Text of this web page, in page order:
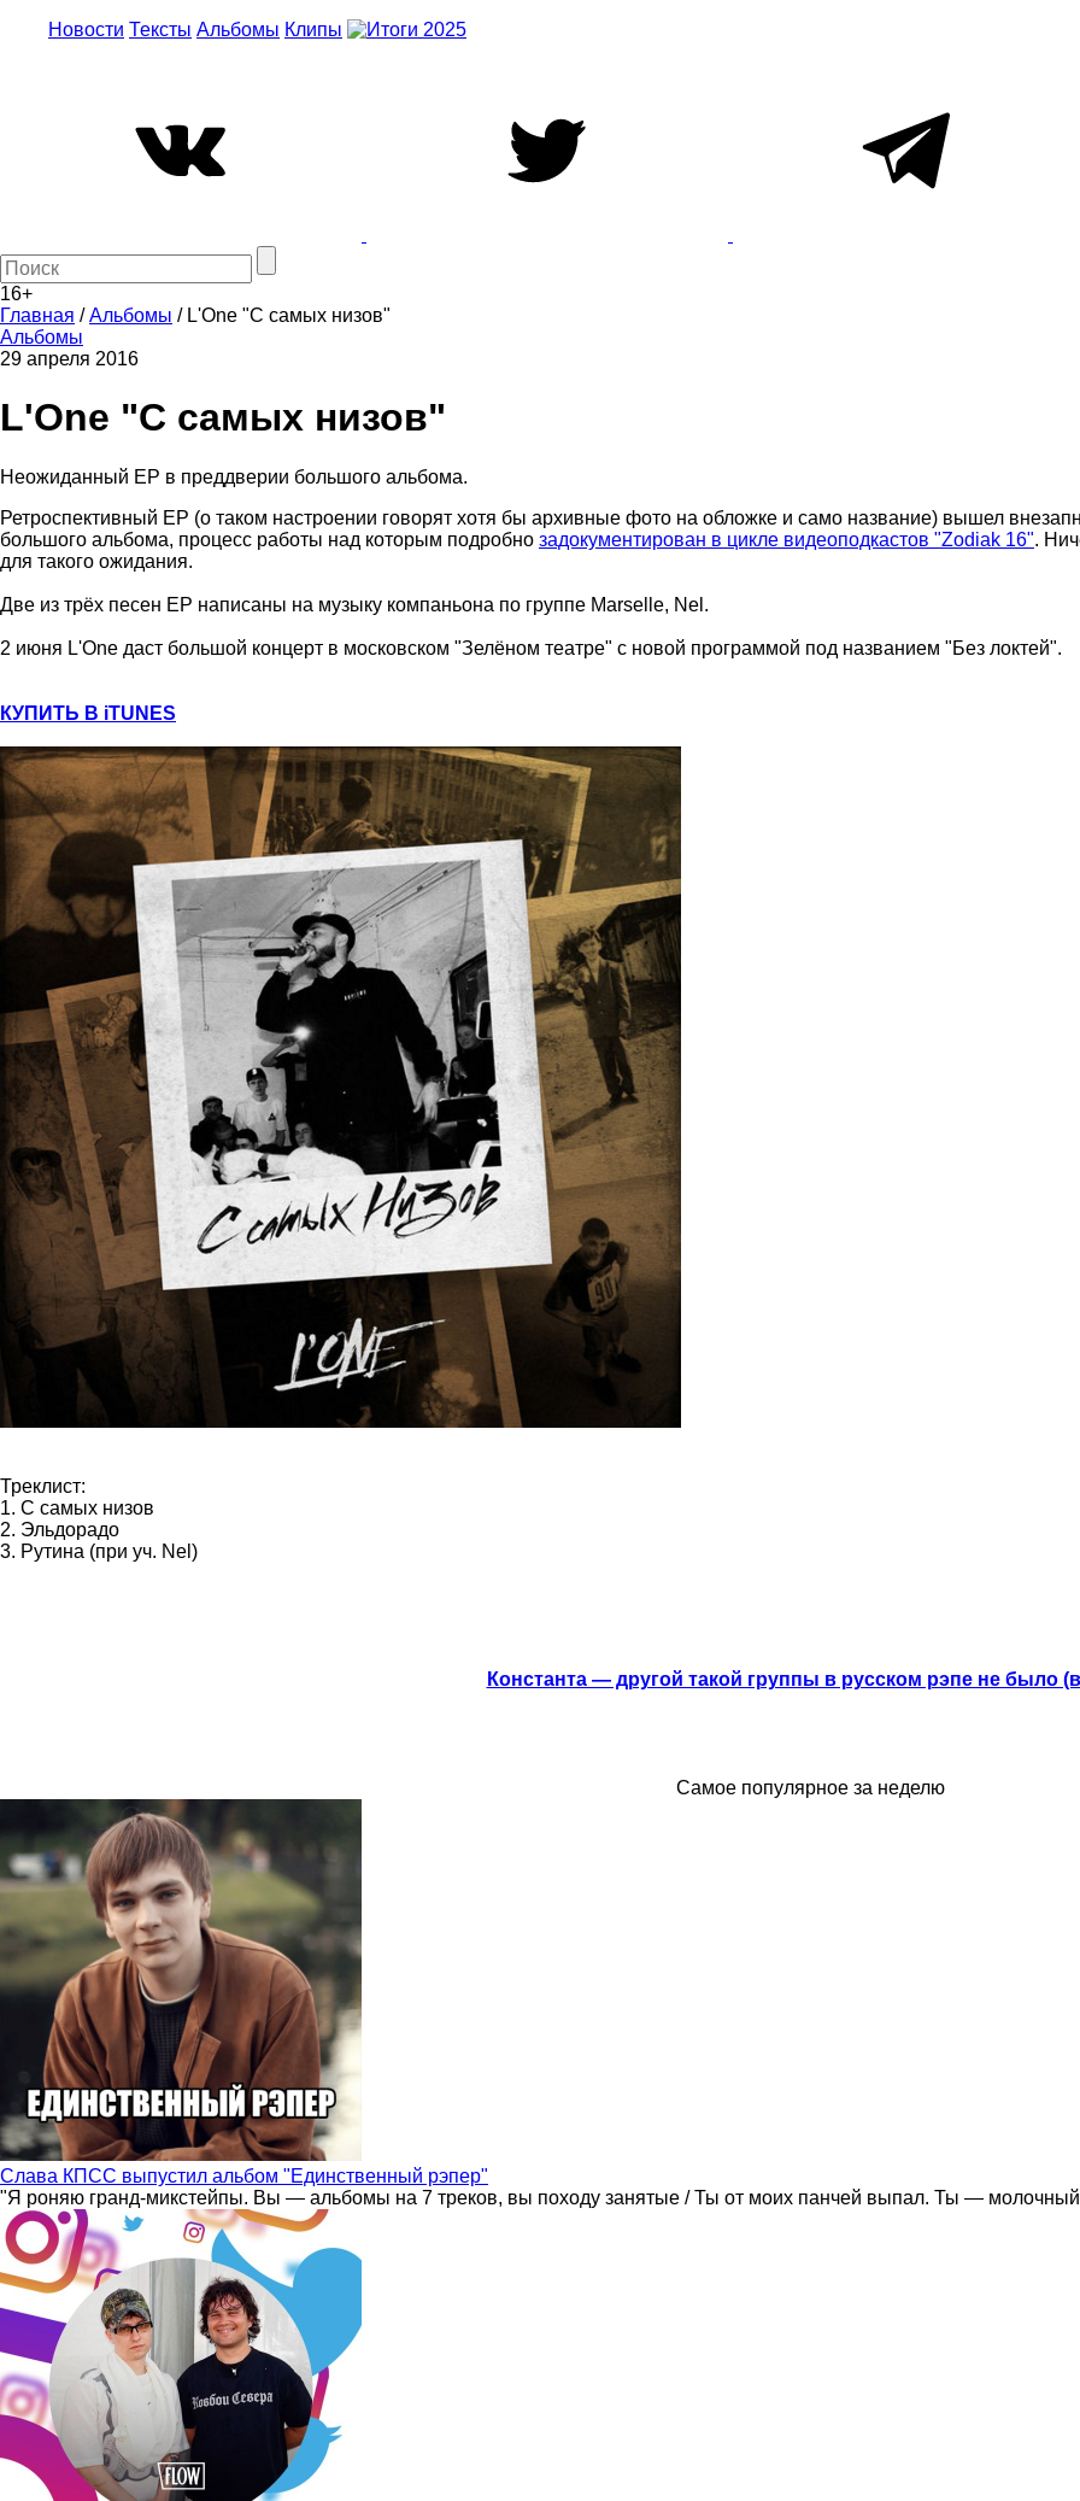
Новости Тексты Альбомы Клипы
16+
Главная /Альбомы / L'One "С самых низов"
Альбомы
29 апреля 2016
L'One "С самых низов"
Неожиданный EP в преддверии большого альбома.
Ретроспективный EP (о таком настроении говорят хотя бы архивные фото на обложке и само название) вышел
большого альбома, процесс работы над которым подробно задокументирован в цикле видеоподкастов "Zodiak 16".
для такого ожидания.
Две из трёх песен EP написаны на музыку компаньона по группе Marselle, Nel.
2 июня L'One даст большой концерт в московском "Зелёном театре" с новой программой под названием "Без локтей".
КУПИТЬ В iTUNES
Треклист:
1. С самых низов
2. Эльдорадо
3. Рутина (при уч. Nel)
Константа — другой такой группы в русском рэпе не было
Самое популярное за неделю
Слава КПСС выпустил альбом "Единственный рэпер"
"Я роняю гранд-микстейпы. Вы — альбомы на 7 треков, вы походу занятые / Ты от моих панчей выпал. Ты —